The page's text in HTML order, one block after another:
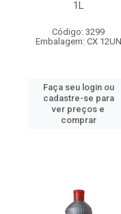
1L
Código: 3299
Embalagem: CX 12UN
Faça seu login ou
cadastre-se para
ver preços e
comprar